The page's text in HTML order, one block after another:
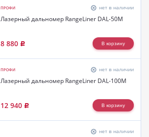
ПРОФИ нет в наличии
Лазерный дальномер RangeLiner DAL-50M
8 880 Р
ПРОФИ нет в наличии
Лазерный дальномер RangeLiner DAL-100M
12 940 Р
нет в наличии